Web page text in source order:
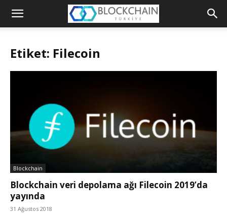
Blockchain
Etiket: Filecoin
Blockchain
Blockchain veri depolama ağı Filecoin 2019’da
yayında
31 Ağustos 2018